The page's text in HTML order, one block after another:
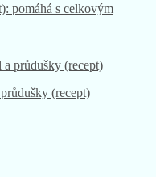
pomáhá s celkovým
(recept)